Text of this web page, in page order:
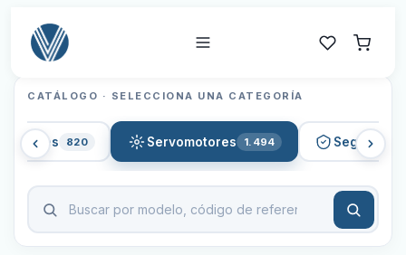
CATÁLOGO · SELECCIONA UNA CATEGORÍA
820 Servomotores 1.494 Seguridad